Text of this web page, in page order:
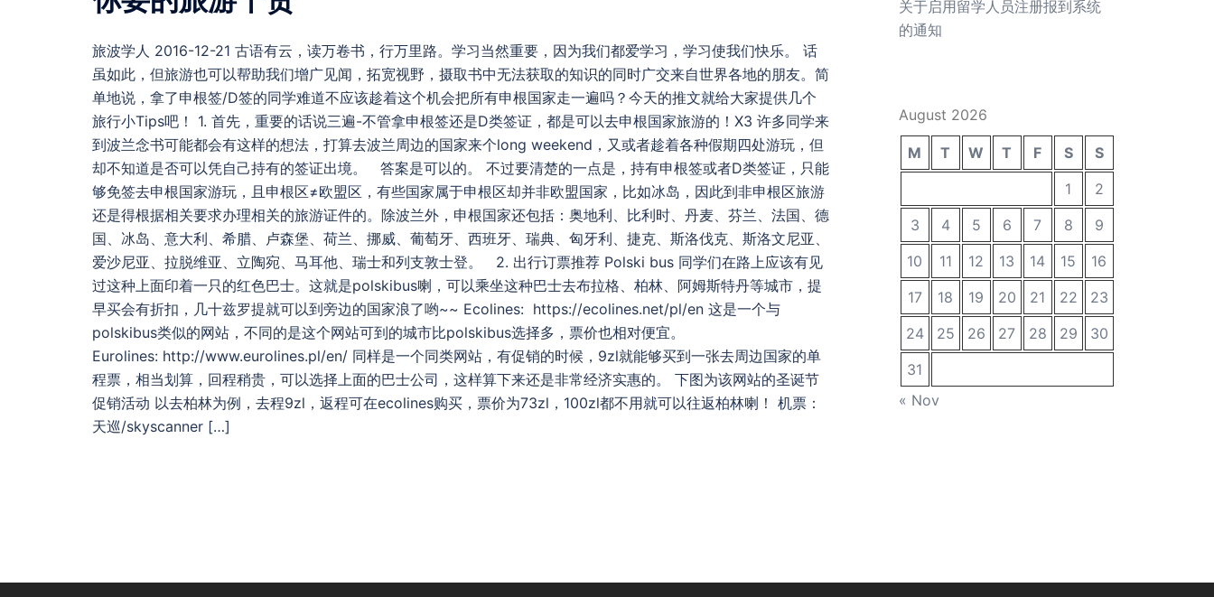
旅波学人 2016-12-21 古语有云，读万卷书，行万里路。学习当然重要，因为我们都爱学习，学习使我们快乐。 话
虽如此，但旅游也可以帮助我们增广见闻，拓宽视野，摄取书中无法获取的知识的同时广交来自世界各地的朋友。简
单地说，拿了申根签/D签的同学难道不应该趁着这个机会把所有申根国家走一遍吗？今天的推文就给大家提供几个
旅行小Tips吧！ 1. 首先，重要的话说三遍-不管拿申根签还是D类签证，都是可以去申根国家旅游的！X3 许多同学来
到波兰念书可能都会有这样的想法，打算去波兰周边的国家来个long weekend，又或者趁着各种假期四处游玩，但
却不知道是否可以凭自己持有的签证出境。 答案是可以的。 不过要清楚的一点是，持有申根签或者D类签证，只能
够免签去申根国家游玩，且申根区≠欧盟区，有些国家属于申根区却并非欧盟国家，比如冰岛，因此到非申根区旅游
还是得根据相关要求办理相关的旅游证件的。除波兰外，申根国家还包括：奥地利、比利时、丹麦、芬兰、法国、德
国、冰岛、意大利、希腊、卢森堡、荷兰、挪威、葡萄牙、西班牙、瑞典、匈牙利、捷克、斯洛伐克、斯洛文尼亚、
爱沙尼亚、拉脱维亚、立陶宛、马耳他、瑞士和列支敦士登。 2. 出行订票推荐 Polski bus 同学们在路上应该有见
过这种上面印着一只的红色巴士。这就是polskibus喇，可以乘坐这种巴士去布拉格、柏林、阿姆斯特丹等城市，提
早买会有折扣，几十兹罗提就可以到旁边的国家浪了哟~~ Ecolines: https://ecolines.net/pl/en 这是一个与
polskibus类似的网站，不同的是这个网站可到的城市比polskibus选择多，票价也相对便宜。
Eurolines: http://www.eurolines.pl/en/ 同样是一个同类网站，有促销的时候，9zl就能够买到一张去周边国家的单
程票，相当划算，回程稍贵，可以选择上面的巴士公司，这样算下来还是非常经济实惠的。 下图为该网站的圣诞节
促销活动 以去柏林为例，去程9zl，返程可在ecolines购买，票价为73zl，100zl都不用就可以往返柏林喇！ 机票：
天巡/skyscanner […]
关于启用留学人员注册报到系统
的通知
August 2026
M T W T F S
S
1
2
3
4 5 6 7 8
9
10
11 12 13 14 15
16
17
18 19 20 21 22
23
24
25 26 27 28 29
30
31
« Nov